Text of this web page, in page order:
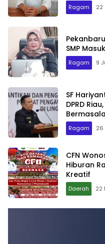
Ragam 22
SMP
Ragam 9
SF
DPRD
Ragam 26
CFN
Hiburan
Kreatif
Daerah 22